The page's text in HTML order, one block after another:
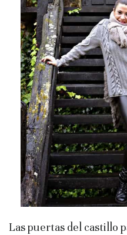
Las puertas del castillo